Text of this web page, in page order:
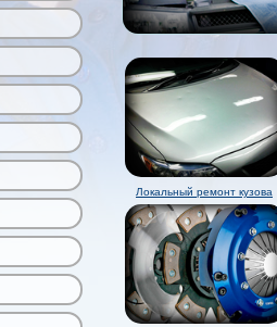
Локальный ремонт кузова